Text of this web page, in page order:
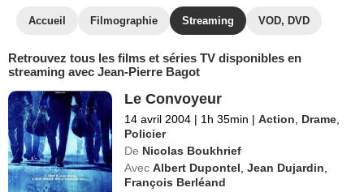
Accueil Filmographie Streaming VOD, DVD
Retrouvez tous les films et séries TV disponibles en
streaming avec Jean-Pierre Bagot
Le Convoyeur
14 avril 2004 | 1h 35min | Action Drame
Policier
De Nicolas Boukhrief
Avec Albert Dupontel ,Jean Dujardin
François Berléand